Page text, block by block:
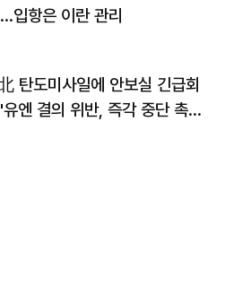
입항은 이란 관리
탄도미사일에 안보실 긴급회
엔 결의 위반, 즉각 중단 촉